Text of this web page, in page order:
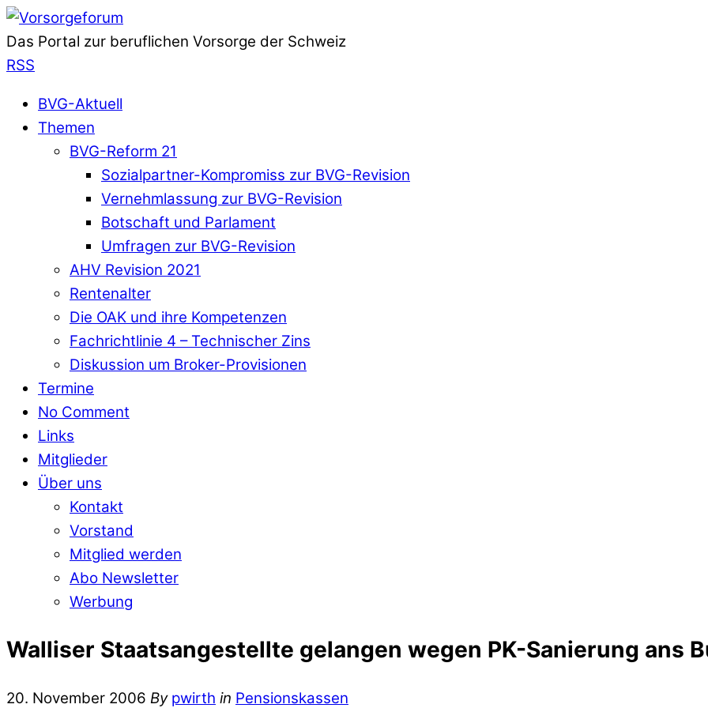
Das Portal zur beruflichen Vorsorge der Schweiz
RSS
BVG-Aktuell
Themen
BVG-Reform 21
Sozialpartner-Kompromiss zur BVG-Revision
Vernehmlassung zur BVG-Revision
Botschaft und Parlament
Umfragen zur BVG-Revision
AHV Revision 2021
Rentenalter
Die OAK und ihre Kompetenzen
Fachrichtlinie 4 – Technischer Zins
Diskussion um Broker-Provisionen
Termine
No Comment
Links
Mitglieder
Über uns
Kontakt
Vorstand
Mitglied werden
Abo Newsletter
Werbung
Walliser Staatsangestellte gelangen wegen PK-Sanierung ans
20. November 2006 By pwirth in Pensionskassen